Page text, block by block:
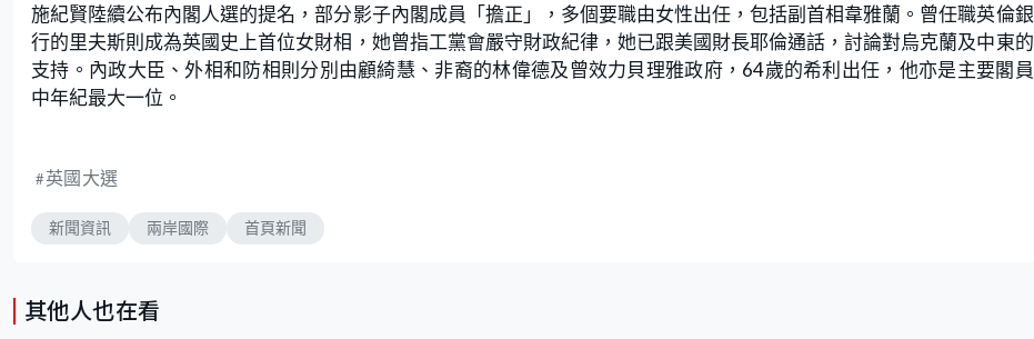
施紀賢陸續公布內閣人選的提名，部分影子內閣成員「擔正」，多個要職由女性出任，包括副首相韋雅蘭。曾任職英倫銀
行的里夫斯則成為英國史上首位女財相，她曾指工黨會嚴守財政紀律，她已跟美國財長耶倫通話，討論對烏克蘭及中東的
支持。內政大臣、外相和防相則分別由顧綺慧、非裔的林偉德及曾效力貝理雅政府，64歲的希利出任，他亦是主要閣員
中年紀最大一位。
英國大選
新聞資訊 兩岸國際 首頁新聞
其他人也在看